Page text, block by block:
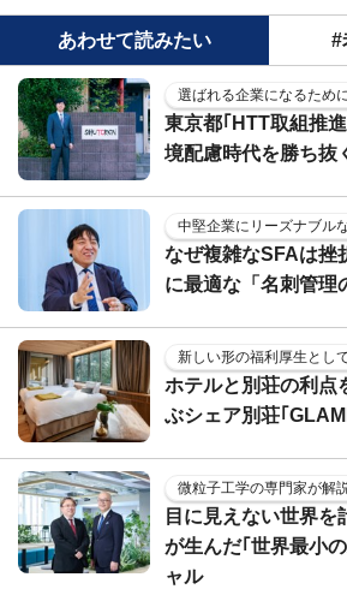
あわせて読みたい #
選ばれる企業になるため
東京都｢HTT取組推
境配慮時代を勝ち抜
中堅企業にリーズナブル
なぜ複雑なSFAは挫
に最適な「名刺管理
新しい形の福利厚生とし
ホテルと別荘の利
ぶシェア別荘｢
微粒子工学の専門家が解
目に見えない世界
が生んだ｢世界最小
ャル